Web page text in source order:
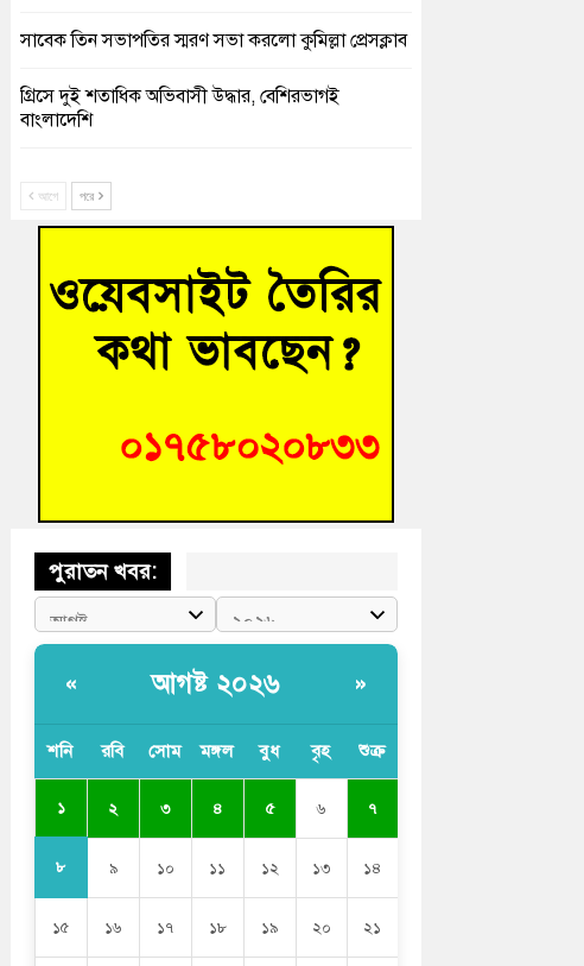
সাবেক তিন সভাপতির স্মরণ সভা করলো কুমিল্লা প্রেসক্লাব
গ্রিসে দুই শতাধিক অভিবাসী উদ্ধার, বেশিরভাগই
বাংলাদেশি
বুড়িচংয়ে নিখোঁজের ৩ দিন পর ফিশারির পুকুরে
রিকশাচালকের মরদেহ উদ্ধার
জনগণ আপনাদের ছাড়বে না-সাক্কু
ভাষা সৈনিক অজিত গুহ মহাবিদ্যালয়ে জুলাই গণঅভ্যুত্থান
দিবসের আলোচনা সভা ও পুরস্কার বিতরণ
ফ্যাক্ট-ফাইন্ডিং কমিটি গঠন
আগে পরে
পুরাতন খবর:
« আগষ্ট ২০২৬ »
শনি রবি সোম মঙ্গল বুধ বৃহ শুক্র
১ ২ ৩ ৪ ৫ ৬ ৭
৮ ৯ ১০ ১১ ১২ ১৩ ১৪
১৫ ১৬ ১৭ ১৮ ১৯ ২০ ২১